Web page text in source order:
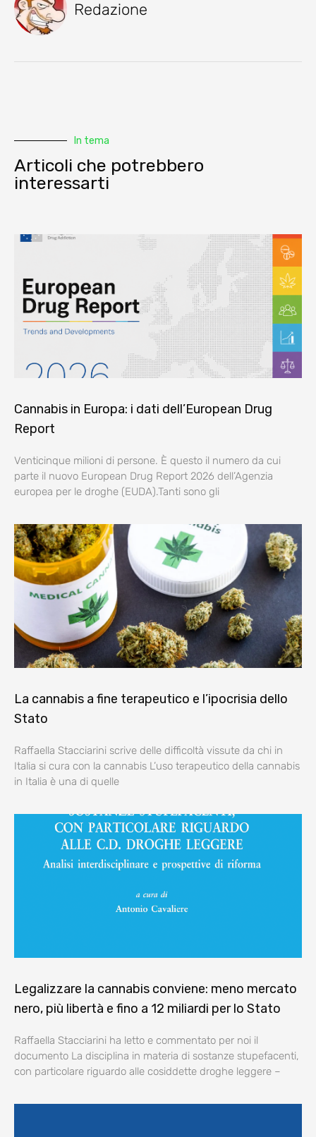
Redazione
In tema
Articoli che potrebbero
interessarti
Cannabis in Europa: i dati dell’European Drug
Report
Venticinque milioni di persone. È questo il numero da cui
parte il nuovo European Drug Report 2026 dell’Agenzia
europea per le droghe (EUDA).Tanti sono gli
La cannabis a fine terapeutico e l’ipocrisia dello
Stato
Raffaella Stacciarini scrive delle difficoltà vissute da chi in
Italia si cura con la cannabis L’uso terapeutico della cannabis
in Italia è una di quelle
Legalizzare la cannabis conviene: meno mercato
nero, più libertà e fino a 12 miliardi per lo Stato
Raffaella Stacciarini ha letto e commentato per noi il
documento La disciplina in materia di sostanze stupefacenti,
con particolare riguardo alle cosiddette droghe leggere –